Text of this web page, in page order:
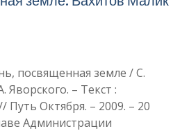
посвященная земле / С.
Яворского. – Текст :
Путь Октября. – 2009. – 20
Администрации